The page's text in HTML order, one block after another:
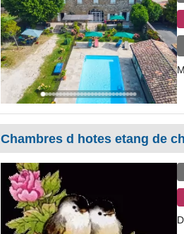
Chambres d hotes etang de